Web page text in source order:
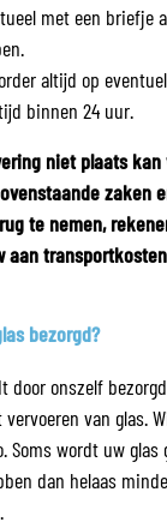
met een briefje
altijd op
binnen 24 uur.
niet plaats
zaken
te nemen,
aan
bezorgd?
door onszelf
van glas.
Soms wordt uw glas
dan helaas